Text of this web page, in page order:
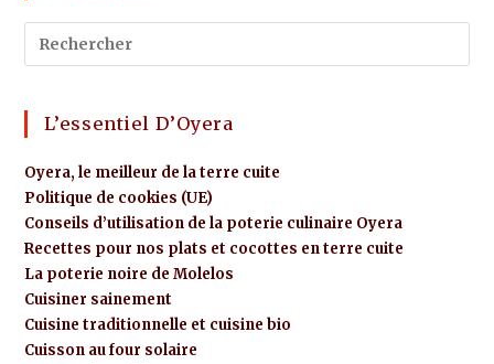
L’essentiel D’Oyera
Oyera, le meilleur de la terre cuite
Politique de cookies (UE)
Conseils d’utilisation de la poterie culinaire Oyera
Recettes pour nos plats et cocottes en terre cuite
La poterie noire de Molelos
Cuisiner sainement
Cuisine traditionnelle et cuisine bio
Cuisson au four solaire